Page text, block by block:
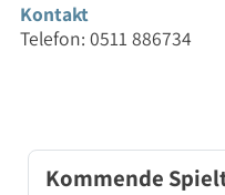
Kontakt
Telefon: 0511 886734
Kommende